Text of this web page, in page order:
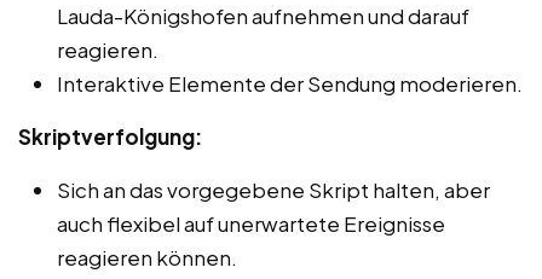
Lauda-Königshofen aufnehmen und darauf
reagieren.
Interaktive Elemente der Sendung moderieren.
Skriptverfolgung:
Sich an das vorgegebene Skript halten, aber
auch flexibel auf unerwartete Ereignisse
reagieren können.